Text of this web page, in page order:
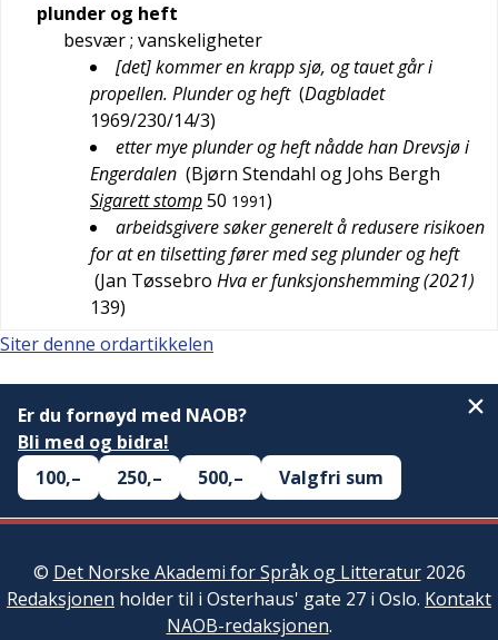
plunder og heft
besvær; vanskeligheter
[det] kommer en krapp sjø, og tauet går i
propellen. Plunder og heft (Dagbladet
1969/230/14/3)
etter mye plunder og heft nådde han Drevsjø i
Engerdalen (Bjørn Stendahl og Johs Bergh
Sigarett stomp50 1991)
arbeidsgivere søker generelt å redusere risikoen
for at en tilsetting fører med seg plunder og heft
(Jan Tøssebro Hva er funksjonshemming (2021)
139)
Siter denne ordartikkelen
Er du fornøyd med NAOB?
Bli med og bidra!
100,–
250,– 500,– Valgfri sum
© Det Norske Akademi for Språk og Litteratur2026
Redaksjonen holder til i Osterhaus' gate 27 i Oslo. Kontakt
NAOB-redaksjonen.